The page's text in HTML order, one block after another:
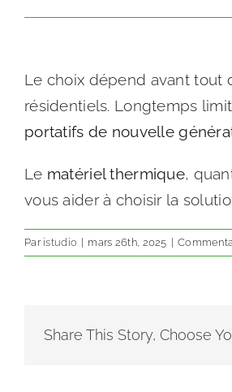
Le choix dépend avant tout
résidentiels. Longtemps
portatifs de nouvelle
Le matériel thermique,
vous aider à choisir la
Par istudio mars 26th, 2025
Share This Story, Choose